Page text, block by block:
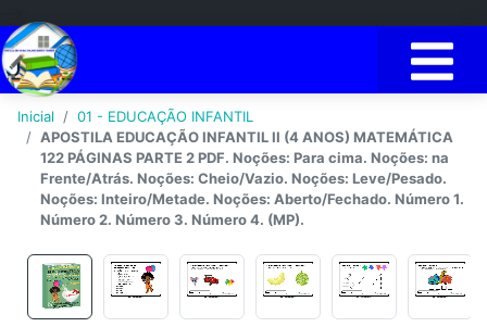
Inicial
01 - EDUCAÇÃO INFANTIL
APOSTILA EDUCAÇÃO INFANTIL II (4 ANOS) MATEMÁTICA
122 PÁGINAS PARTE 2 PDF. Noções: Para cima. Noções: na
Frente/Atrás. Noções: Cheio/Vazio. Noções: Leve/Pesado.
Noções: Inteiro/Metade. Noções: Aberto/Fechado. Número 1.
Número 2. Número 3. Número 4. (MP).